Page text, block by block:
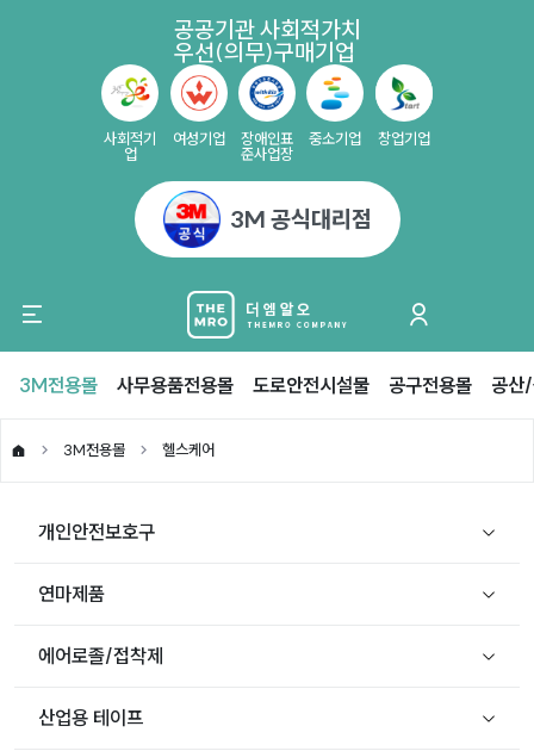
공공기관 사회적가치
우선(의무)구매기업
사회적기
업
여성기업
장애인표
준사업장
중소기업 창업기업
3M 공식대리점
3M전용몰 사무용품전용몰 도로안전시설물 공구전용몰 공산
3M전용몰 헬스케어
개인안전보호구
연마제품
에어로졸/접착제
산업용 테이프